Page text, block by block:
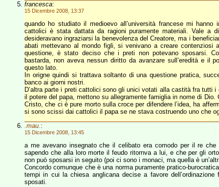
francesca:
15 Dicembre 2008, 13:37
quando ho studiato il medioevo all’università francese mi
cattolici è stata dattata da ragioni puramente materiali. Vale a
desideravano ingraziarsi la benevolenza del Creatore, ma i
abati mettevano al mondo figli, si venivano a creare contenziosi
questione, è stato deciso che i preti non potevano sposarsi.
bastarda, non aveva nessun diritto da avanzare sull’eredità e il
questo lato.
In origne quindi si trattava soltanto di una questione pratica,
banco ai giorni nostri.
D’altra parte i preti cattolici sono gli unici votati alla castità fra tutti
il potere del papa, mettono su allegramente famiglia in nome di
Cristo, che ci è pure morto sulla croce per difendere l’idea, ha
si sono scissi dai cattolici il papa se ne stava costruendo uno che
.mau. :
15 Dicembre 2008, 13:45
a me avevano insegnato che il celibato era comodo per il re
sapendo che alla loro morte il feudo ritornva a lui, e che per gli
non può sposarsi in seguito (poi ci sono i monaci, ma quella è
Concordo comunque che è una norma puramente pratico-
tempi in cui la chiesa anglicana decise a favore
sposati.